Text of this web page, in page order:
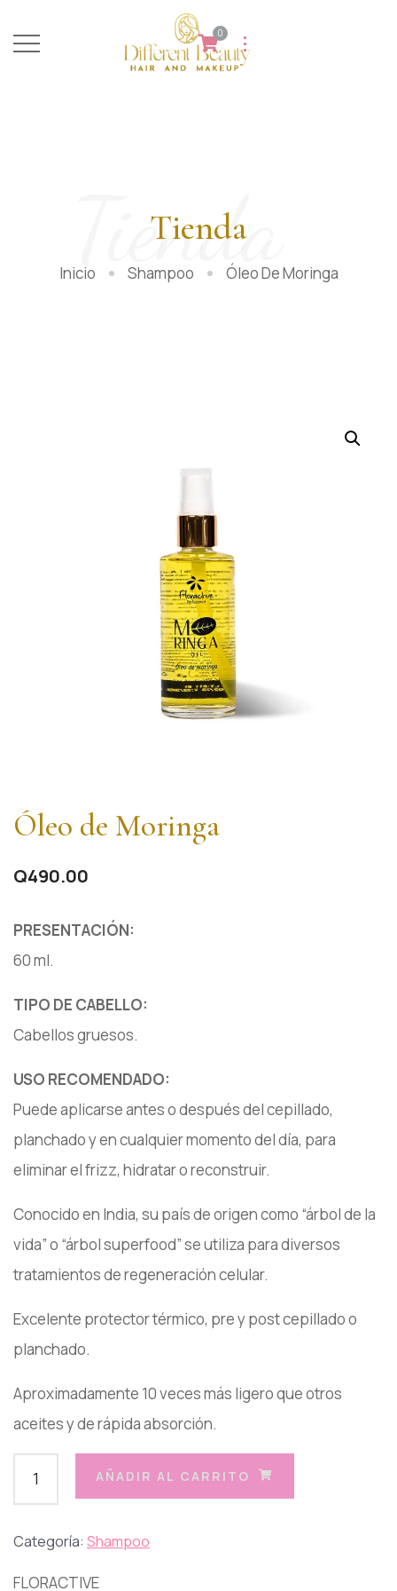
0
Tienda
Tienda
Inicio Shampoo Óleo De Moringa
Óleo de Moringa
Q490.00
PRESENTACIÓN:
60 ml.
TIPO DE CABELLO:
Cabellos gruesos.
USO RECOMENDADO:
Puede aplicarse antes o después del cepillado,
planchado y en cualquier momento del día, para
eliminar el frizz, hidratar o reconstruir.
Conocido en India, su país de origen como “árbol de la
vida” o “árbol superfood” se utiliza para diversos
tratamientos de regeneración celular.
Excelente protector térmico, pre y post cepillado o
planchado.
Aproximadamente 10 veces más ligero que otros
aceites y de rápida absorción.
AÑADIR AL CARRITO
Categoría: Shampoo
FLORACTIVE